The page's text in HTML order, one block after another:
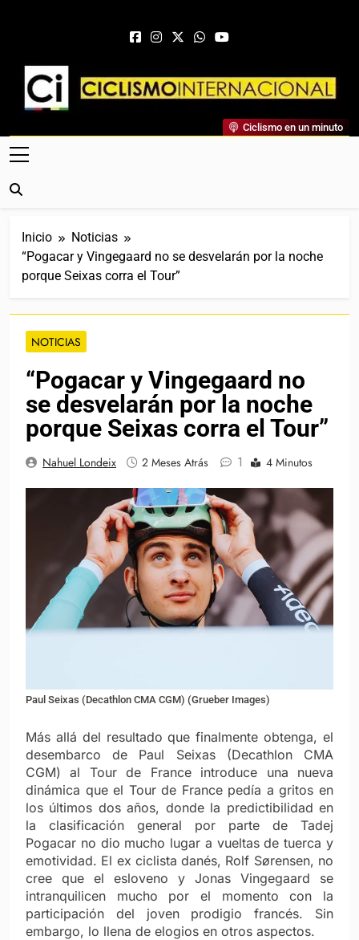
Ciclismo Internacional
Web Dedicada Al Ciclismo Mundial. Entrevistas, Análisis,
Crónicas, Previas Y Más. La Web Ciclista De Referencia.
Ciclismo en un minuto
Inicio
Noticias
“Pogacar y Vingegaard no se desvelarán por la noche
porque Seixas corra el Tour”
NOTICIAS
“Pogacar y Vingegaard no
se desvelarán por la noche
porque Seixas corra el Tour”
Nahuel Londeix 2 Meses Atrás 1 4 Minutos
Paul Seixas (Decathlon CMA CGM) (Grueber Images)
Más allá del resultado que finalmente obtenga, el
desembarco de Paul Seixas (Decathlon CMA
CGM) al Tour de France introduce una nueva
dinámica que el Tour de France pedía a gritos en
los últimos dos años, donde la predictibilidad en
la clasificación general por parte de Tadej
Pogacar no dio mucho lugar a vueltas de tuerca y
emotividad. El ex ciclista danés, Rolf Sørensen, no
cree que el esloveno y Jonas Vingegaard se
intranquilicen mucho por el momento con la
participación del joven prodigio francés. Sin
embargo, lo llena de elogios en otros aspectos.